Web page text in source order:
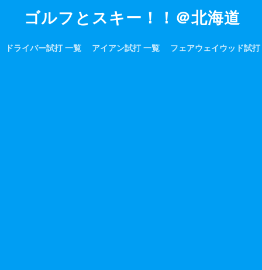
ゴルフとスキー！！＠北海道
ドライバー試打 一覧 アイアン試打 一覧 フェアウェイウッド試